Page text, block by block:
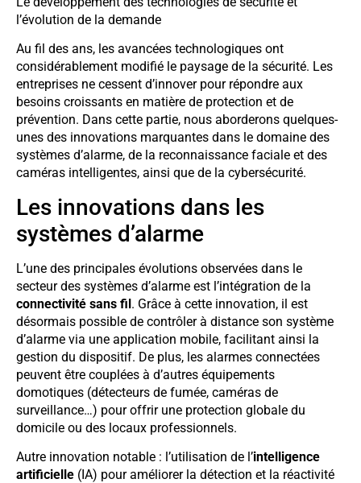
l’évolution de la demande
Au fil des ans, les avancées technologiques ont
considérablement modifié le paysage de la sécurité. Les
entreprises ne cessent d’innover pour répondre aux
besoins croissants en matière de protection et de
prévention. Dans cette partie, nous aborderons quelques-
unes des innovations marquantes dans le domaine des
systèmes d’alarme, de la reconnaissance faciale et des
caméras intelligentes, ainsi que de la cybersécurité.
Les innovations dans les
systèmes d’alarme
L’une des principales évolutions observées dans le
secteur des systèmes d’alarme est l’intégration de la
connectivité sans fil. Grâce à cette innovation, il est
désormais possible de contrôler à distance son système
d’alarme via une application mobile, facilitant ainsi la
gestion du dispositif. De plus, les alarmes connectées
peuvent être couplées à d’autres équipements
domotiques (détecteurs de fumée, caméras de
surveillance…) pour offrir une protection globale du
domicile ou des locaux professionnels.
Autre innovation notable : l’utilisation de l’intelligence
artificielle (IA) pour améliorer la détection et la réactivité